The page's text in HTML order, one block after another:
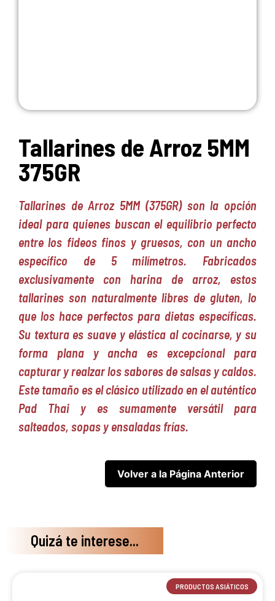
Tallarines de Arroz 5MM
375GR
Tallarines de Arroz 5MM (375GR) son la opción
ideal para quienes buscan el equilibrio perfecto
entre los fideos finos y gruesos, con un ancho
específico de 5 milímetros. Fabricados
exclusivamente con harina de arroz, estos
tallarines son naturalmente libres de gluten, lo
que los hace perfectos para dietas específicas.
Su textura es suave y elástica al cocinarse, y su
forma plana y ancha es excepcional para
capturar y realzar los sabores de salsas y caldos.
Este tamaño es el clásico utilizado en el auténtico
Pad Thai y es sumamente versátil para
salteados, sopas y ensaladas frías.
Quizá te interese...
PRODUCTOS ASIÁTICOS